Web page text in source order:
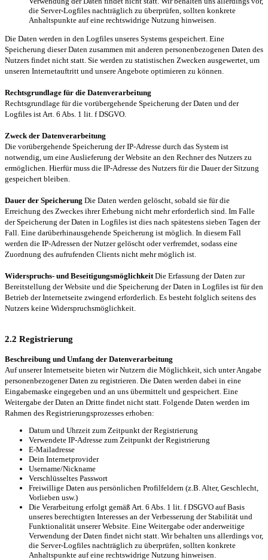
die Server-Logfiles nachträglich zu überprüfen, sollten konkrete
Anhaltspunkte auf eine rechtswidrige Nutzung hinweisen.
Die Daten werden in den Logfiles unseres Systems gespeichert. Eine
Speicherung dieser Daten zusammen mit anderen personenbezogenen Daten des
Nutzers findet nicht statt. Sie werden zu statistischen Zwecken ausgewertet, um
unseren Internetauftritt und unsere Angebote optimieren zu können.
Rechtsgrundlage für die Datenverarbeitung
Rechtsgrundlage für die vorübergehende Speicherung der Daten und der
Logfiles ist Art. 6 Abs. 1 lit. f DSGVO.
Zweck der Datenverarbeitung
Die vorübergehende Speicherung der IP-Adresse durch das System ist
notwendig, um eine Auslieferung der Website an den Rechner des Nutzers zu
ermöglichen. Hierfür muss die IP-Adresse des Nutzers für die Dauer der Sitzung
gespeichert bleiben.
Dauer der Speicherung Die Daten werden gelöscht, sobald sie für die
Erreichung des Zweckes ihrer Erhebung nicht mehr erforderlich sind. Im Falle
der Speicherung der Daten in Logfiles ist dies nach spätestens sieben Tagen der
Fall. Eine darüberhinausgehende Speicherung ist möglich. In diesem Fall
werden die IP-Adressen der Nutzer gelöscht oder verfremdet, sodass eine
Zuordnung des aufrufenden Clients nicht mehr möglich ist.
Widerspruchs- und BeseitigungsmöglichkeitDie Erfassung der Daten zur
Bereitstellung der Website und die Speicherung der Daten in Logfiles ist für den
Betrieb der Internetseite zwingend erforderlich. Es besteht folglich seitens des
Nutzers keine Widerspruchsmöglichkeit.
2.2 Registrierung
Beschreibung und Umfang der Datenverarbeitung
Auf unserer Internetseite bieten wir Nutzern die Möglichkeit, sich unter Angabe
personenbezogener Daten zu registrieren. Die Daten werden dabei in eine
Eingabemaske eingegeben und an uns übermittelt und gespeichert. Eine
Weitergabe der Daten an Dritte findet nicht statt. Folgende Daten werden im
Rahmen des Registrierungsprozesses erhoben:
Datum und Uhrzeit zum Zeitpunkt der Registrierung
Verwendete IP-Adresse zum Zeitpunkt der Registrierung
E-Mailadresse
Dein Internetprovider
Username/Nickname
Verschlüsseltes Passwort
Freiwillige Daten aus persönlichen Profilfeldern (z.B. Alter, Geschlecht,
Vorlieben usw.)
Die Verarbeitung erfolgt gemäß Art. 6 Abs. 1 lit. f DSGVO auf Basis
unseres berechtigten Interesses an der Verbesserung der Stabilität und
Funktionalität unserer Website. Eine Weitergabe oder anderweitige
Verwendung der Daten findet nicht statt. Wir behalten uns allerdings vor,
die Server-Logfiles nachträglich zu überprüfen, sollten konkrete
Anhaltspunkte auf eine rechtswidrige Nutzung hinweisen.